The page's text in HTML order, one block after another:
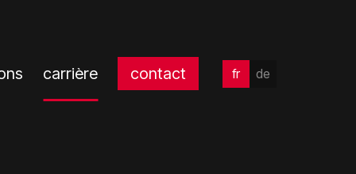
carrière contact fr de